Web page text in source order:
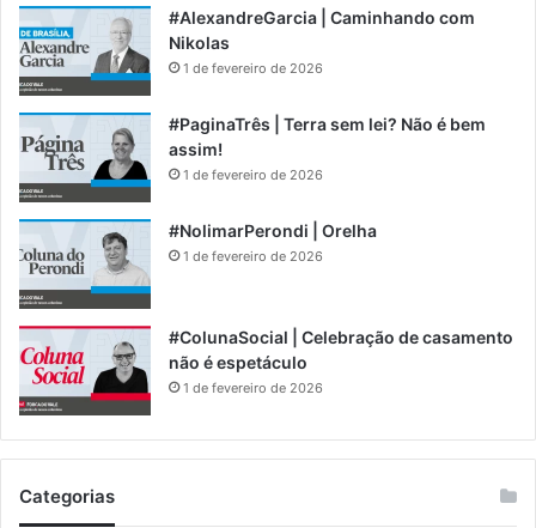
#AlexandreGarcia | Caminhando com
Nikolas
1 de fevereiro de 2026
#PaginaTrês | Terra sem lei? Não é bem
assim!
1 de fevereiro de 2026
#NolimarPerondi | Orelha
1 de fevereiro de 2026
#ColunaSocial | Celebração de casamento
não é espetáculo
1 de fevereiro de 2026
Categorias